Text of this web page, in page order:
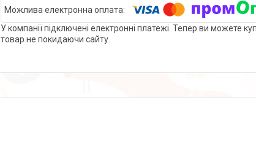
У компанії підключені електронні платежі. Тепер ви можете
товар не покидаючи сайту.